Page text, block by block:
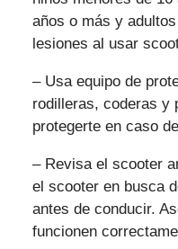
años o más y
lesiones al usar
– Usa equipo de
rodilleras, coderas y
protegerte en caso
– Revisa el scooter
el scooter en busca
antes de conducir.
funcionen